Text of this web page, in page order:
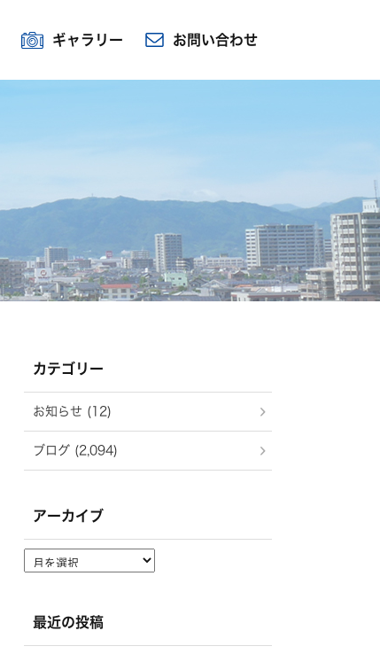
ギャラリー お問い合わせ
カテゴリー
お知らせ (12)
ブログ (2,094)
アーカイブ
ア
ー
ブ
最近の投稿